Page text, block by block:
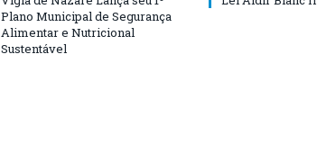
Plano Municipal de Segurança
Alimentar e Nutricional
Sustentável